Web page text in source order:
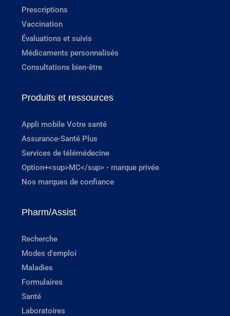
Prescriptions
Vaccination
Évaluations et suivis
Médicaments personnalisés
Consultations bien-être
Produits et ressources
Appli mobile Votre santé
Assurance-Santé Plus
Services de télémédecine
Option+<sup>MC</sup> - marque privée
Nos marques de confiance
Pharm/Assist
Recherche
Modes d'emploi
Maladies
Formulaires
Santé
Laboratoires